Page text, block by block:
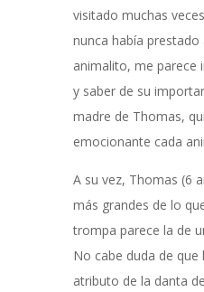
visitado muchas
nunca había
animalito, me parece
y saber de su
madre de Thomas,
emocionante cada
A su vez, Thomas (6
más grandes de lo
trompa parece la de
No cabe duda de
atributo de la danta